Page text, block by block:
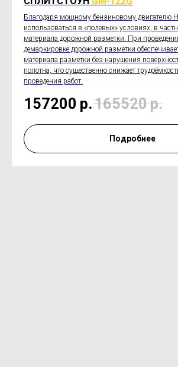
Благодаря мощному бензиновому двигателю
использоваться в «полевых» условиях, в
материала дорожной разметки. При
демаркировке дорожной разметки
материала разметки без нарушения
полотна, что существенно снижает
проведения работ.
157200 р.165520р.
Подробнее